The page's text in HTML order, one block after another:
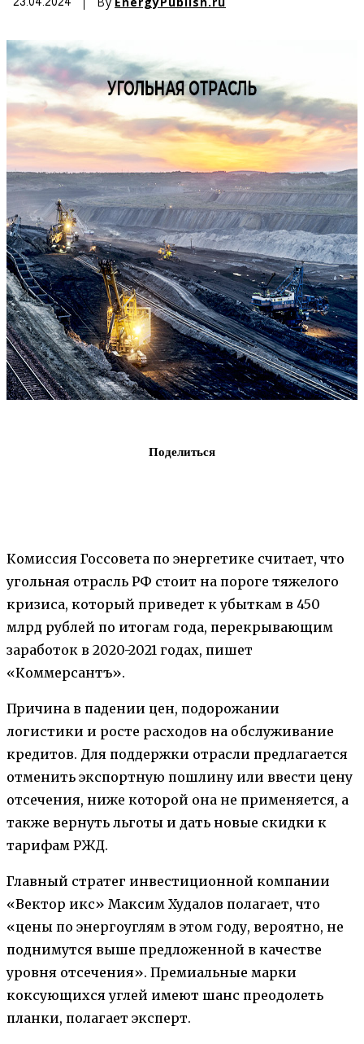
23.04.2024
Поделиться
Комиссия Госсовета по энергетике считает, что
угольная отрасль РФ стоит на пороге тяжелого
кризиса, который приведет к убыткам в 450
млрд рублей по итогам года, перекрывающим
заработок в 2020-2021 годах, пишет
«Коммерсантъ».
Причина в падении цен, подорожании
логистики и росте расходов на обслуживание
кредитов. Для поддержки отрасли предлагается
отменить экспортную пошлину или ввести цену
отсечения, ниже которой она не применяется, а
также вернуть льготы и дать новые скидки к
тарифам РЖД.
Главный стратег инвестиционной компании
«Вектор икс» Максим Худалов полагает, что
«цены по энергоуглям в этом году, вероятно, не
поднимутся выше предложенной в качестве
уровня отсечения». Премиальные марки
коксующихся углей имеют шанс преодолеть
планки, полагает эксперт.